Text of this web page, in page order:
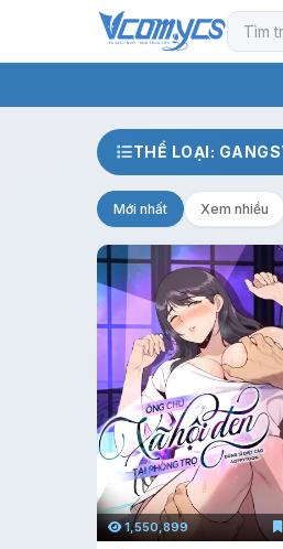
THỂ LOẠI:
Mới nhất Xem nhiều
1,550,899